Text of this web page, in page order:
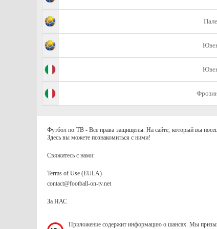
Футбол по ТВ - Все права защищены. На сайте, который вы
Здесь вы можете познакомиться с ними!
Свяжитесь с нами:
Terms of Use (EULA)
contact@football-on-tv.net
За НАС
Приложение содержит информацию о шансах. Мы